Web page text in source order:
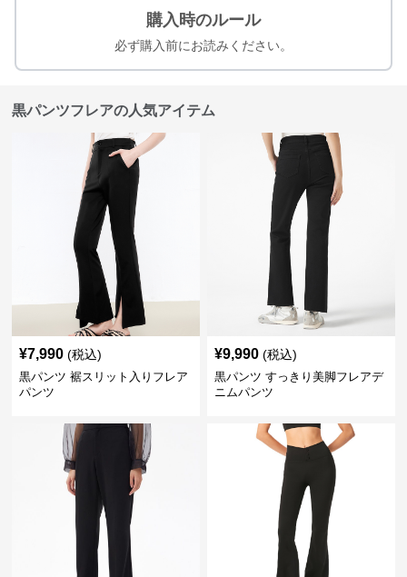
購入時のルール
必ず購入前にお読みください。
黒パンツフレアの人気アイテム
¥7,990 (税込)
黒パンツ 裾スリット入りフレア
パンツ
¥9,990 (税込)
黒パンツ すっきり美脚フレアデ
ニムパンツ